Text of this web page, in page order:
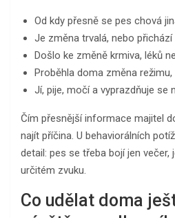
Od kdy přesně se pes chová
Je změna trvalá, nebo
Došlo ke změně krmiva, léků
Proběhla doma změna
Jí, pije, močí a vyprazdňuje se
Čím přesnější informace majitel
najít příčina. U behaviorálních
detail: pes se třeba bojí jen večer,
určitém zvuku.
Co udělat doma